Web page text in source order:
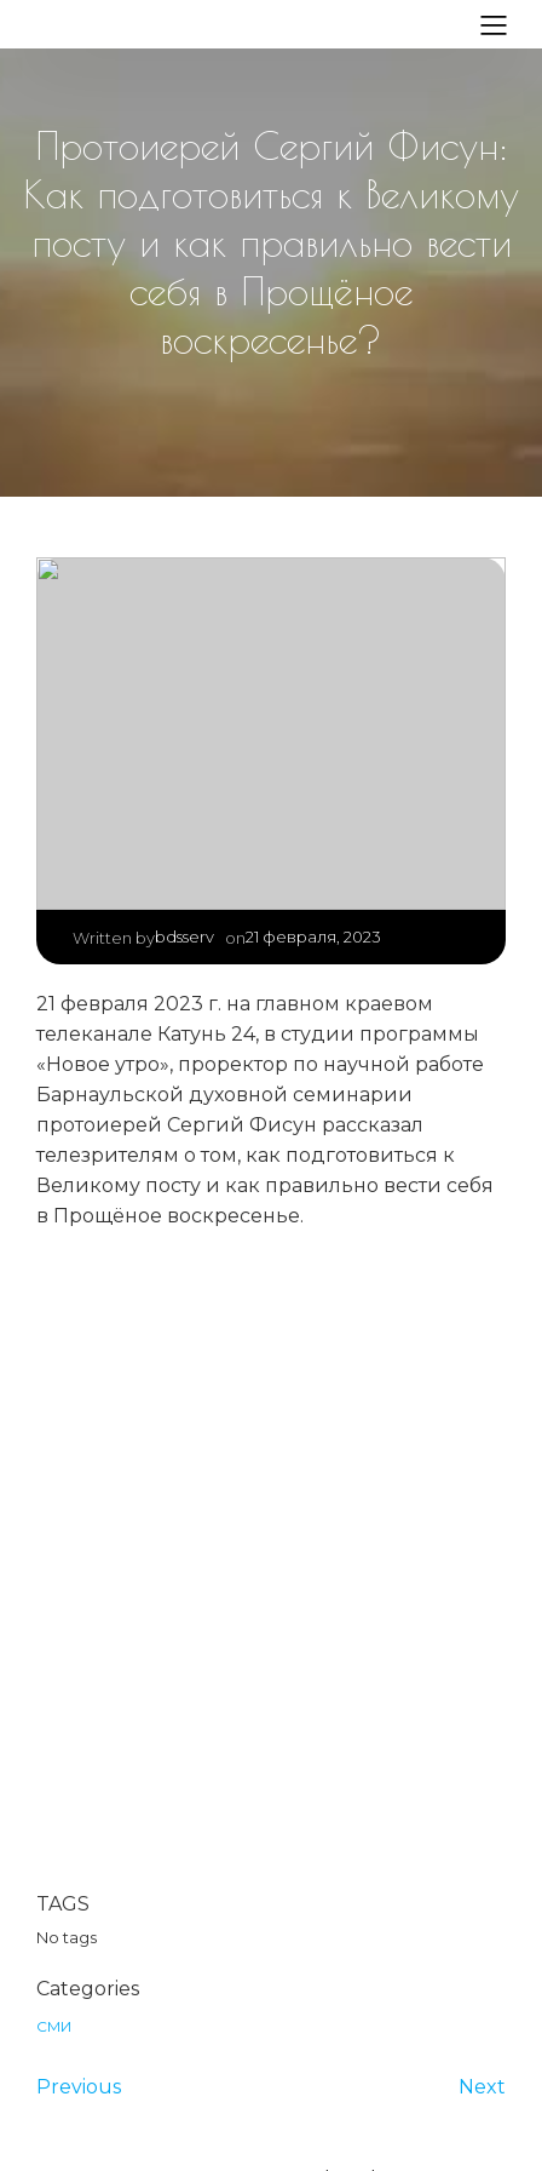
Протоиерей Сергий Фисун:
Как подготовиться к Великому
посту и как правильно вести
себя в Прощёное
воскресенье?
Written bybdsserv on21 февраля, 2023
21 февраля 2023 г. на главном краевом
телеканале Катунь 24, в студии программы
«Новое утро», проректор по научной работе
Барнаульской духовной семинарии
протоиерей Сергий Фисун рассказал
телезрителям о том, как подготовиться к
Великому посту и как правильно вести себя
в Прощёное воскресенье.
TAGS
No tags
Categories
СМИ
Previous Next